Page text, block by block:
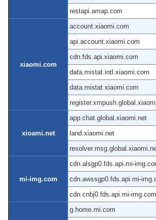
restapi.amap.com
xiaomi.com
account.xiaomi.com
api.account.xiaomi.com
cdn.fds.api.xiaomi.com
data.mistat.intl.xiaomi.com
data.mistat.xiaomi.com
xioami.net
app.chat.global.xiaomi.net
land.xiaomi.net
mi-img.com
cdn.alsgp0.fds.api.mi-
cdn.awssgp0.fds.api.mi-
cdn.cnbj0.fds.api.mi-img.com
g.home.mi.com